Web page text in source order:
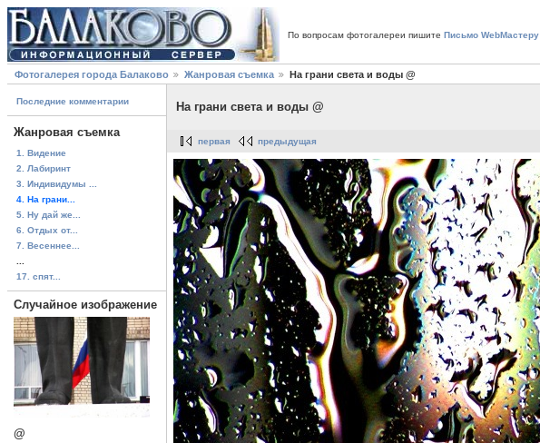
По вопросам фотогалереи пишите Письмо WebМастеру
Фотогалерея города Балаково Жанровая съемка На грани света и воды @
Последние комментарии
Жанровая съемка
1. Видение
2. Лабиринт
3. Индивидумы ...
4. На грани...
5. Ну дай же...
6. Отдых от...
7. Весеннее...
17. спят...
Случайное изображение
@
На грани света и воды @
первая предыдущая